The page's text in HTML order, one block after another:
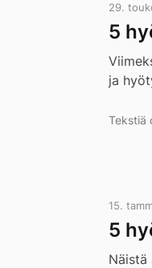
29.
5
ja
Tekstiä
15.
5
Näistä